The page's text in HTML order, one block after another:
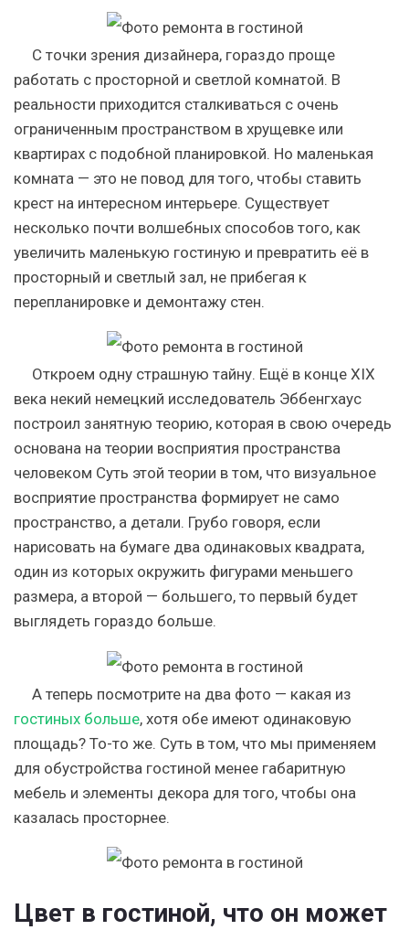
С точки зрения дизайнера, гораздо проще
работать с просторной и светлой комнатой. В
реальности приходится сталкиваться с очень
ограниченным пространством в хрущевке или
квартирах с подобной планировкой. Но маленькая
комната — это не повод для того, чтобы ставить
крест на интересном интерьере. Существует
несколько почти волшебных способов того, как
увеличить маленькую гостиную и превратить её в
просторный и светлый зал, не прибегая к
перепланировке и демонтажу стен.
Откроем одну страшную тайну. Ещё в конце XIX
века некий немецкий исследователь Эббенгхаус
построил занятную теорию, которая в свою очередь
основана на теории восприятия пространства
человеком Суть этой теории в том, что визуальное
восприятие пространства формирует не само
пространство, а детали. Грубо говоря, если
нарисовать на бумаге два одинаковых квадрата,
один из которых окружить фигурами меньшего
размера, а второй — большего, то первый будет
выглядеть гораздо больше.
А теперь посмотрите на два фото — какая из
гостиных больше, хотя обе имеют одинаковую
площадь? То-то же. Суть в том, что мы применяем
для обустройства гостиной менее габаритную
мебель и элементы декора для того, чтобы она
казалась просторнее.
Цвет в гостиной, что он может